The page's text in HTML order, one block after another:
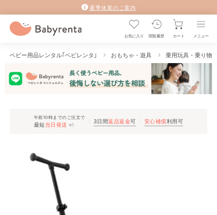
夏季休業のご案内
お気に入り 閲覧履歴 カート メニュー
ベビー用品レンタル｢ベビレンタ｣ おもちゃ・遊具 乗用玩具・乗り物
午前10時までのご注文で
最短 当日発送 ※1 3日間返品返金可 安心補償利用可